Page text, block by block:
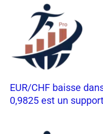
EUR/CHF baisse
0,9825 est un